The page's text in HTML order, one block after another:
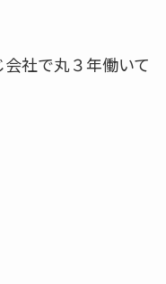
社で丸３年働いて